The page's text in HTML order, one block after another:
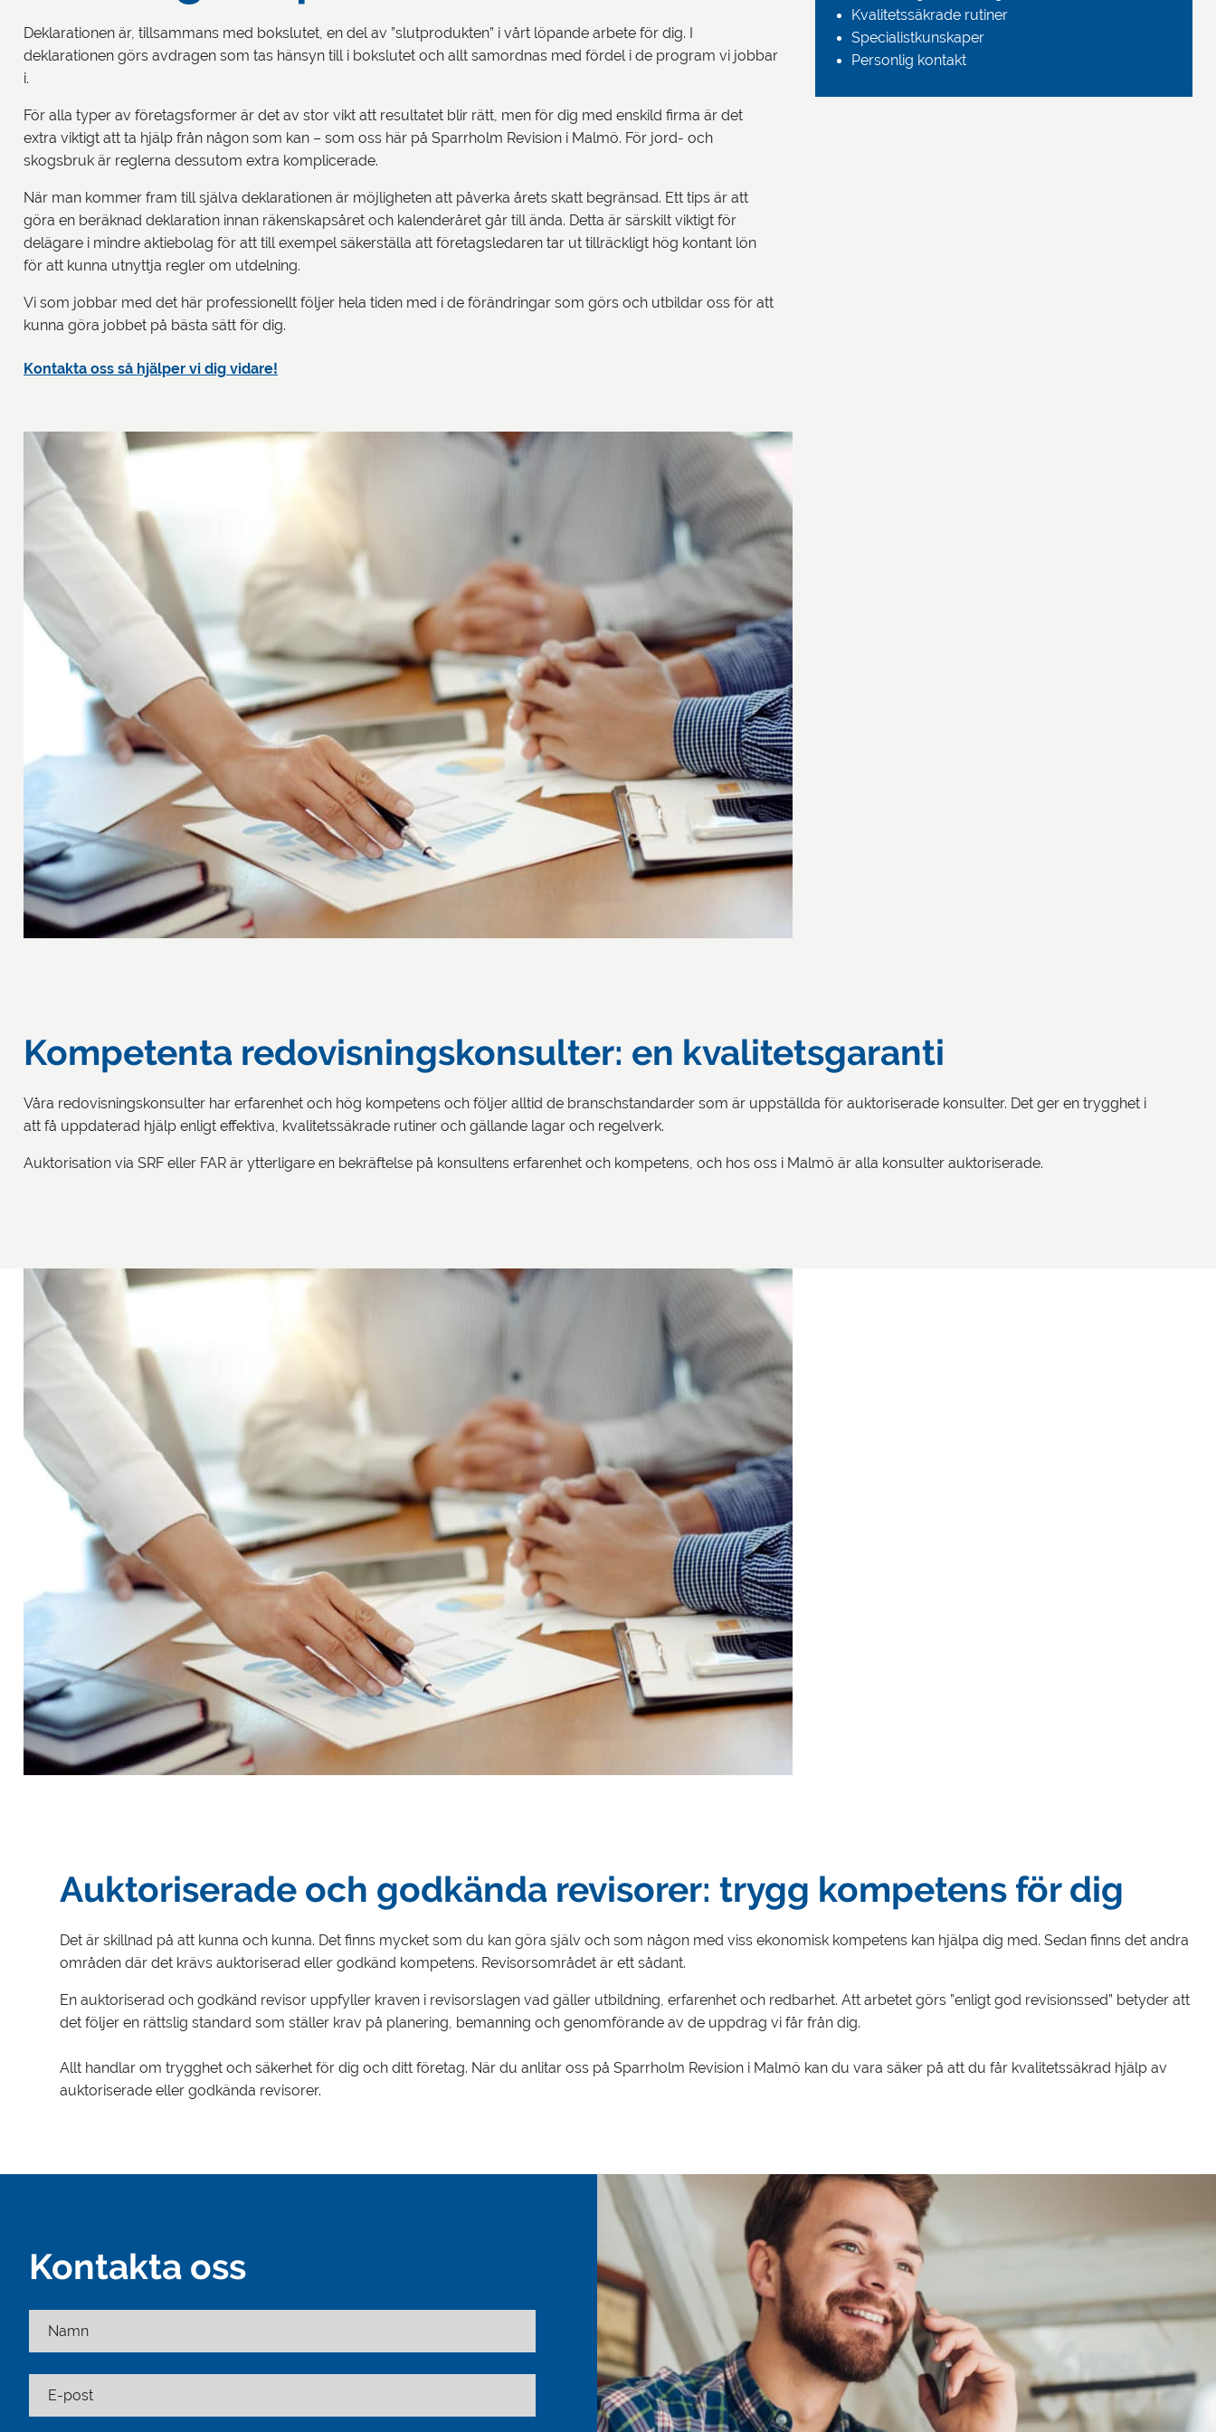
Deklarationen är, tillsammans med bokslutet, en del av ”slutprodukten” i vårt löpande arbete för dig. I
deklarationen görs avdragen som tas hänsyn till i bokslutet och allt samordnas med fördel i de program vi jobbar
i.
För alla typer av företagsformer är det av stor vikt att resultatet blir rätt, men för dig med enskild firma är det
extra viktigt att ta hjälp från någon som kan – som oss här på Sparrholm Revision i Malmö. För jord- och
skogsbruk är reglerna dessutom extra komplicerade.
När man kommer fram till själva deklarationen är möjligheten att påverka årets skatt begränsad. Ett tips är att
göra en beräknad deklaration innan räkenskapsåret och kalenderåret går till ända. Detta är särskilt viktigt för
delägare i mindre aktiebolag för att till exempel säkerställa att företagsledaren tar ut tillräckligt hög kontant lön
för att kunna utnyttja regler om utdelning.
Vi som jobbar med det här professionellt följer hela tiden med i de förändringar som görs och utbildar oss för att
kunna göra jobbet på bästa sätt för dig.
Kontakta oss så hjälper vi dig vidare!
Kvalitetssäkrade rutiner
Specialistkunskaper
Personlig kontakt
Kompetenta redovisningskonsulter: en kvalitetsgaranti
Våra redovisningskonsulter har erfarenhet och hög kompetens och följer alltid de branschstandarder som är uppställda för auktoriserade konsulter. Det ger en trygghet i
att få uppdaterad hjälp enligt effektiva, kvalitetssäkrade rutiner och gällande lagar och regelverk.
Auktorisation via SRF eller FAR är ytterligare en bekräftelse på konsultens erfarenhet och kompetens, och hos oss i Malmö är alla konsulter auktoriserade.
Auktoriserade och godkända revisorer: trygg kompetens för dig
Det är skillnad på att kunna och kunna. Det finns mycket som du kan göra själv och som någon med viss ekonomisk kompetens kan hjälpa dig med. Sedan finns det andra
områden där det krävs auktoriserad eller godkänd kompetens. Revisorsområdet är ett sådant.
En auktoriserad och godkänd revisor uppfyller kraven i revisorslagen vad gäller utbildning, erfarenhet och redbarhet. Att arbetet görs ”enligt god revisionssed” betyder att
det följer en rättslig standard som ställer krav på planering, bemanning och genomförande av de uppdrag vi får från dig.
Allt handlar om trygghet och säkerhet för dig och ditt företag. När du anlitar oss på Sparrholm Revision i Malmö kan du vara säker på att du får kvalitetssäkrad hjälp av
auktoriserade eller godkända revisorer.
Kontakta oss
Namn
E-post